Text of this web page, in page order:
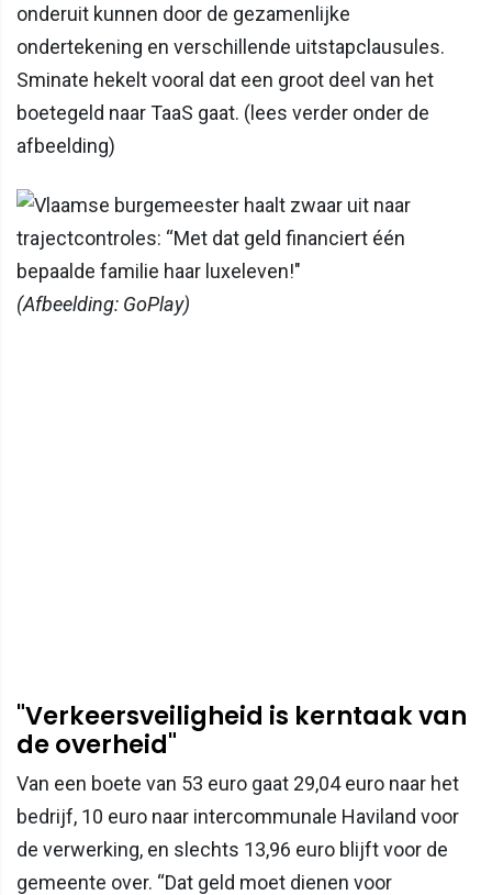
onderuit kunnen door de gezamenlijke
ondertekening en verschillende uitstapclausules.
Sminate hekelt vooral dat een groot deel van het
boetegeld naar TaaS gaat. (lees verder onder de
afbeelding)
(Afbeelding: GoPlay)
"Verkeersveiligheid is kerntaak van
de overheid"
Van een boete van 53 euro gaat 29,04 euro naar het
bedrijf, 10 euro naar intercommunale Haviland voor
de verwerking, en slechts 13,96 euro blijft voor de
gemeente over. “Dat geld moet dienen voor